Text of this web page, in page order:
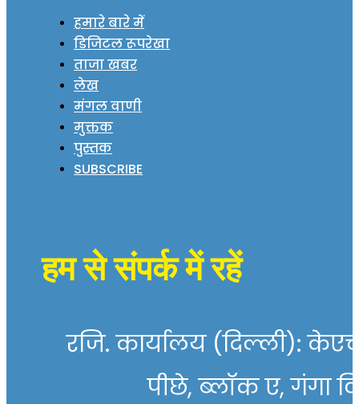
हमारे बारे में
डिजिटल रूपरेखा
ताजा खबर
लेख
मंगल वाणी
मुक्तक
पुस्तक
SUBSCRIBE
हम से संपर्क में रहें
रजि. कार्यालय (दिल्ली):
पीछे, ब्लॉक ए, गंगा